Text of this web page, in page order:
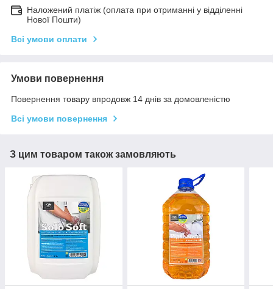
Наложений платіж (оплата при отриманні у відділенні
Нової Пошти)
Всі умови оплати
Умови повернення
Повернення товару впродовж 14 днів за домовленістю
Всі умови повернення
З цим товаром також замовляють